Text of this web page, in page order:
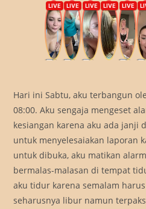
Hari ini Sabtu, aku terbangun
08:00. Aku sengaja mengeset
kesiangan karena aku ada janji
untuk menyelesaiakan laporan
untuk dibuka, aku matikan
bermalas-malasan di tempat
aku tidur karena semalam
seharusnya libur namun